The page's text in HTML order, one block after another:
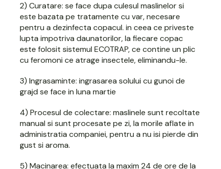
2) Curatare: se face dupa culesul maslinelor si
este bazata pe tratamente cu var, necesare
pentru a dezinfecta copacul. in ceea ce priveste
lupta impotriva daunatorilor, la fiecare copac
este folosit sistemul ECOTRAP, ce contine un plic
cu feromoni ce atrage insectele, eliminandu-le.
3) Ingrasaminte: ingrasarea solului cu gunoi de
grajd se face in luna martie
4) Procesul de colectare: maslinele sunt recoltate
manual si sunt procesate pe zi, la morile aflate in
administratia companiei, pentru a nu isi pierde din
gust si aroma.
5) Macinarea: efectuata la maxim 24 de ore de la